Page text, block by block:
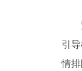
紧
引
情